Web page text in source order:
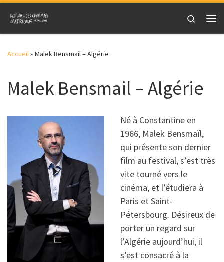
Skip to content
Search
Accueil»Malek Bensmail – Algérie
Malek Bensmail – Algérie
Né à Constantine en
1966, Malek Bensmaïl,
qui présente son dernier
film au festival, s’est très
vite tourné vers le
cinéma, et l’étudiera à
Paris et Saint-
Pétersbourg. Désireux de
porter un regard sur
l’Algérie aujourd’hui, il
s’est consacré à la